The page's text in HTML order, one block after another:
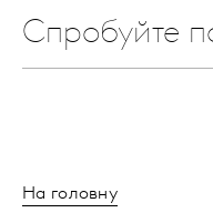
На головну